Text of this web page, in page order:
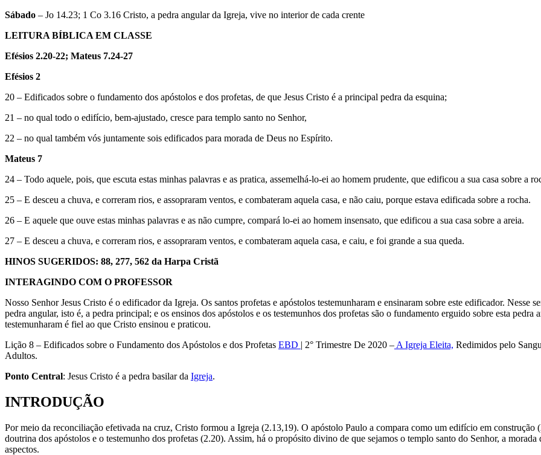
Sábado – Jo 14.23; 1 Co 3.16 Cristo, a pedra angular da Igreja, vive no interior de cada crente
LEITURA BÍBLICA EM CLASSE
Efésios 2.20-22; Mateus 7.24-27
Efésios 2
20 – Edificados sobre o fundamento dos apóstolos e dos profetas, de que Jesus Cristo é a principal pedra da esquina;
21 – no qual todo o edifício, bem-ajustado, cresce para templo santo no Senhor,
22 – no qual também vós juntamente sois edificados para morada de Deus no Espírito.
Mateus 7
24 – Todo aquele, pois, que escuta estas minhas palavras e as pratica, assemelhá-lo-ei ao homem prudente, que edificou a sua casa sobre a
25 – E desceu a chuva, e correram rios, e assopraram ventos, e combateram aquela casa, e não caiu, porque estava edificada sobre a rocha.
26 – E aquele que ouve estas minhas palavras e as não cumpre, compará lo-ei ao homem insensato, que edificou a sua casa sobre a areia.
27 – E desceu a chuva, e correram rios, e assopraram ventos, e combateram aquela casa, e caiu, e foi grande a sua queda.
HINOS SUGERIDOS: 88, 277, 562 da Harpa Cristã
INTERAGINDO COM O PROFESSOR
Nosso Senhor Jesus Cristo é o edificador da Igreja. Os santos profetas e apóstolos testemunharam e ensinaram sobre este edificador. Nesse
pedra angular, isto é, a pedra principal; e os ensinos dos apóstolos e os testemunhos dos profetas são o fundamento erguido sobre esta
testemunharam é fiel ao que Cristo ensinou e praticou.
Lição 8 – Edificados sobre o Fundamento dos Apóstolos e dos Profetas EBD | 2° Trimestre De 2020 – A Igreja Eleita, Redimidos pelo
Adultos.
Ponto Central: Jesus Cristo é a pedra basilar da Igreja.
INTRODUÇÃO
Por meio da reconciliação efetivada na cruz, Cristo formou a Igreja (2.13,19). O apóstolo Paulo a compara como um edifício em construção
doutrina dos apóstolos e o testemunho dos profetas (2.20). Assim, há o propósito divino de que sejamos o templo santo do Senhor, a
aspectos.